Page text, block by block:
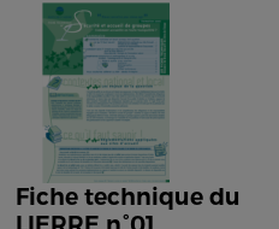
Fiche technique du